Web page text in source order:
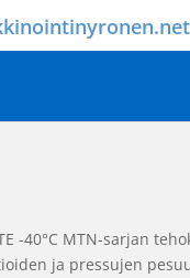
-40°C MTN-sarjan
ja pressujen